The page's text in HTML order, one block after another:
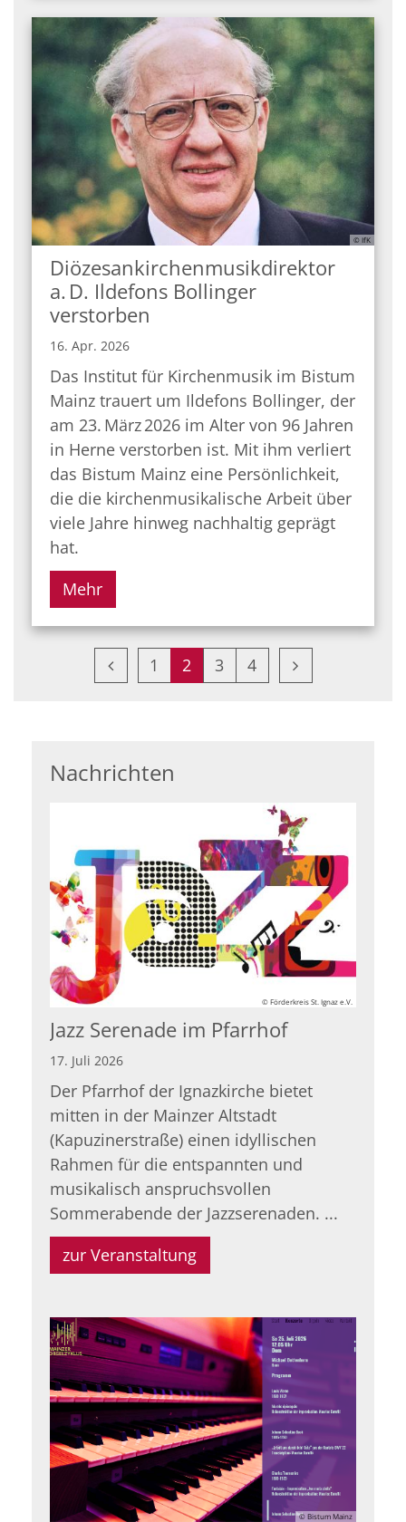
© IfK
Diözesankirchenmusikdirektor
a. D. Ildefons Bollinger
verstorben
16. Apr. 2026
Das Institut für Kirchenmusik im Bistum
Mainz trauert um Ildefons Bollinger, der
am 23. März 2026 im Alter von 96 Jahren
in Herne verstorben ist. Mit ihm verliert
das Bistum Mainz eine Persönlichkeit,
die die kirchenmusikalische Arbeit über
viele Jahre hinweg nachhaltig geprägt
hat.
Mehr
Vorherige Seite
1 2 3 4 Nächste Seite
Nachrichten
© Förderkreis St. Ignaz e.V.
Jazz Serenade im Pfarrhof
17. Juli 2026
Der Pfarrhof der Ignazkirche bietet
mitten in der Mainzer Altstadt
(Kapuzinerstraße) einen idyllischen
Rahmen für die entspannten und
musikalisch anspruchsvollen
Sommerabende der Jazzserenaden. ...
zur Veranstaltung
© Bistum Mainz